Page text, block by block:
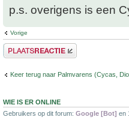
p.s. overigens is een
Vorige
Plaats een reactie
Keer terug naar Palmvarens (Cycas,
WIE IS ER ONLINE
Gebruikers op dit forum: Google [Bot] en